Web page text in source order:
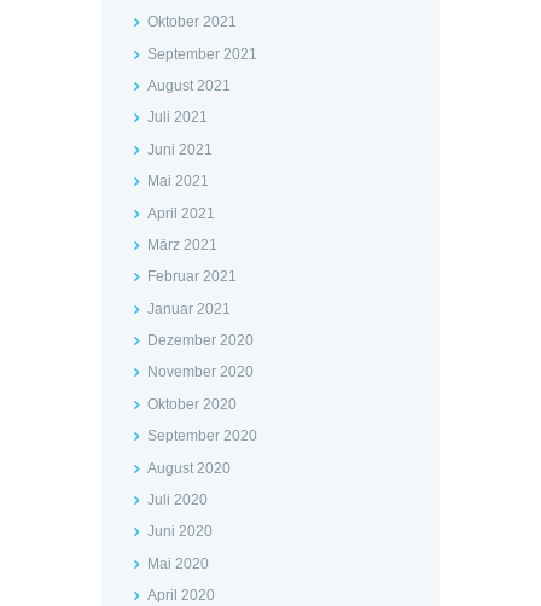
Oktober 2021
September 2021
August 2021
Juli 2021
Juni 2021
Mai 2021
April 2021
März 2021
Februar 2021
Januar 2021
Dezember 2020
November 2020
Oktober 2020
September 2020
August 2020
Juli 2020
Juni 2020
Mai 2020
April 2020